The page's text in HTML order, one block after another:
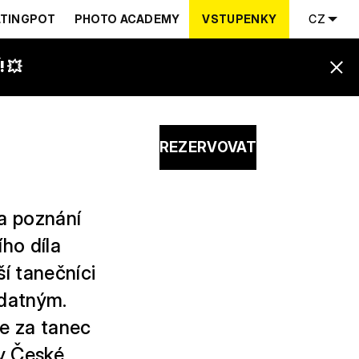
PHOTO ACADEMY VSTUPENKY CZ
💥
REZERVOVAT
poznání
díla
tanečníci
za tanec